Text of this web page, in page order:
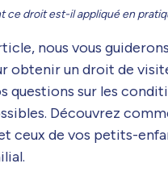
ce droit est-il appliqué en
nous vous
obtenir un droit de
questions sur les
Découvrez
ceux de vos petits-